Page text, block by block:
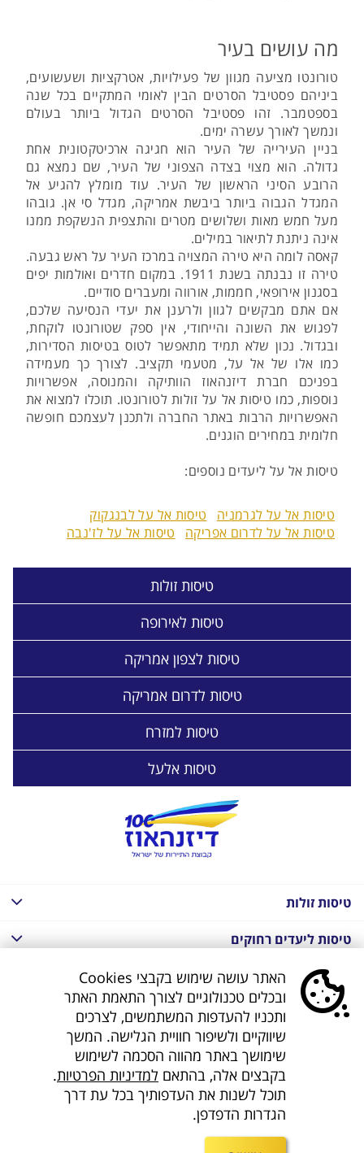
מה עושים בעיר
טורונטו מציעה מגוון של פעילויות, אטרקציות ושעשועים,
ביניהם פסטיבל הסרטים הבין לאומי המתקיים בכל שנה
בספטמבר. זהו פסטיבל הסרטים הגדול ביותר בעולם
ונמשך לאורך עשרה ימים.
בניין העירייה של העיר הוא חגיגה ארכיטקטונית אחת
גדולה. הוא מצוי בצדה הצפוני של העיר, שם נמצא גם
הרובע הסיני הראשון של העיר. עוד מומלץ להגיע אל
המגדל הגבוה ביותר ביבשת אמריקה, מגדל סי אן. גובהו
מעל חמש מאות ושלושים מטרים והתצפית הנשקפת ממנו
אינה ניתנת לתיאור במילים.
קאסה לומה היא טירה המצויה במרכז העיר על ראש גבעה.
טירה זו נבנתה בשנת 1911. במקום חדרים ואולמות יפים
בסגנון אירופאי, חממות, אורווה ומעברים סודיים.
אם אתם מבקשים לגוון ולרענן את יעדי הנסיעה שלכם,
לפגוש את השונה והייחודי, אין ספק שטורונטו לוקחת,
ובגדול. נכון שלא תמיד מתאפשר לטוס בטיסות הסדירות,
כמו אלו של אל על, מטעמי תקציב. לצורך כך מעמידה
בפניכם חברת דיזנהאוז הוותיקה והמנוסה, אפשרויות
נוספות, כמו טיסות אל על זולות לטורונטו. תוכלו למצוא את
האפשרויות הרבות באתר החברה ולתכנן לעצמכם חופשה
חלומית במחירים הוגנים.
טיסות אל על ליעדים נוספים:
טיסות אל על לגרמניה
טיסות אל על לבנגקוק
טיסות אל על לדרום אפריקה
טיסות אל על לז'נבה
טיסות זולות
טיסות לאירופה
טיסות לצפון אמריקה
טיסות לדרום אמריקה
טיסות למזרח
טיסות אלעל
טיסות זולות
טיסות ליעדים רחוקים
חבילות נופש בחו"ל
חבילות נופש בחו"ל
חבילות טוס וסע
דילים לחו"ל
קישורים נוספים
האתר עושה שימוש בקבצי Cookies
ובכלים טכנולוגיים לצורך התאמת האתר
ותכניו להעדפות המשתמשים, לצרכים
שיווקיים ולשיפור חוויית הגלישה. המשך
שימושך באתר מהווה הסכמה לשימוש
בקבצים אלה, בהתאם למדיניות הפרטיות.
תוכל לשנות את העדפותיך בכל עת דרך
הגדרות הדפדפן.